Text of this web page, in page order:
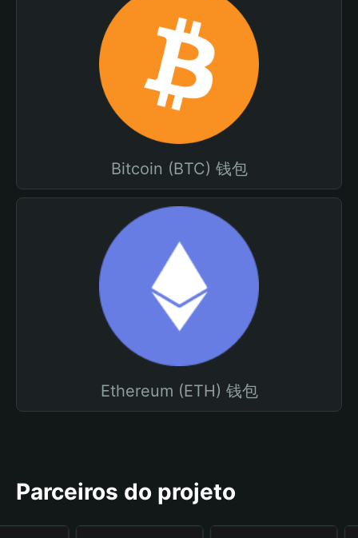
Bitcoin (BTC) 钱包
Ethereum (ETH) 钱包
Parceiros do projeto